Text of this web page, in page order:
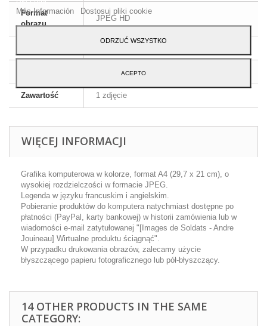
Format
obrazu
JPEG HD
Angielski i francuski
Zawartość 1 zdjęcie
WIĘCEJ INFORMACJI
Grafika komputerowa w kolorze, format A4 (29,7 x 21 cm), o
wysokiej rozdzielczości w formacie JPEG.
Legenda w języku francuskim i angielskim.
Pobieranie produktów do komputera natychmiast dostępne po
płatności (PayPal, karty bankowej) w historii zamówienia lub w
wiadomości e-mail zatytułowanej "[Images de Soldats - Andre
Jouineau] Wirtualne produktu ściągnąć".
W przypadku drukowania obrazów, zalecamy użycie
błyszczącego papieru fotograficznego lub pół-błyszczący.
14 OTHER PRODUCTS IN THE SAME
CATEGORY:
Más Información
Dostosuj pliki cookie
ODRZUĆ WSZYSTKO
ACEPTO